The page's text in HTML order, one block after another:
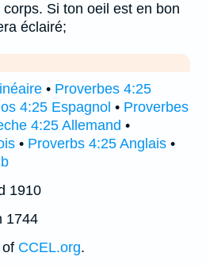
Si ton oeil est en bon
éclairé;
• Proverbes 4:25
4:25 Espagnol • Proverbes
4:25 Allemand •
• Proverbs 4:25 Anglais •
1910
1744
CCEL.org.